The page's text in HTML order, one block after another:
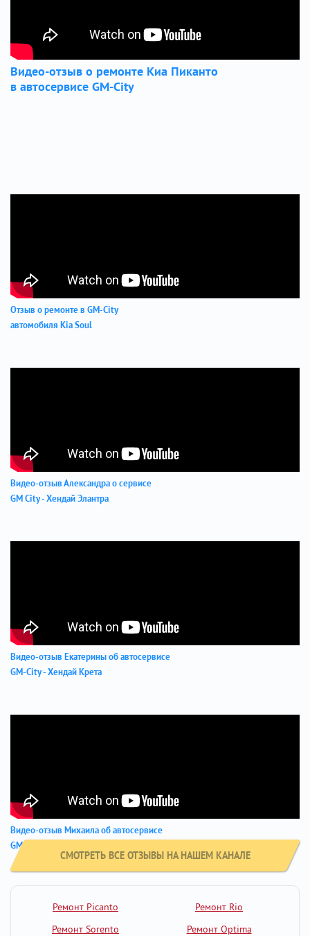
Видео-отзыв о ремонте Киа Пиканто
в автосервисе GM-City
Отзыв о ремонте в GM-City
автомобиля Kia Soul
Видео-отзыв Александра о сервисе
GM City - Хендай Элантра
Видео-отзыв Екатерины об автосервисе
GM-City - Хендай Крета
Видео-отзыв Михаила об автосервисе
GM-City - Хендай АЙ ИКС 35
СМОТРЕТЬ ВСЕ ОТЗЫВЫ НА НАШЕМ КАНАЛЕ
Ремонт Picanto
Ремонт Rio
Ремонт Sorento
Ремонт Optima